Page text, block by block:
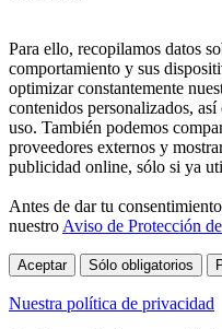
Para ello, recopilamos datos
comportamiento y sus
optimizar constantemente
contenidos personalizados,
uso. También podemos
proveedores externos y
publicidad online, sólo si ya
Antes de dar tu
nuestro Aviso de Protección
Aceptar Sólo obligatorios
Nuestra política de privacidad